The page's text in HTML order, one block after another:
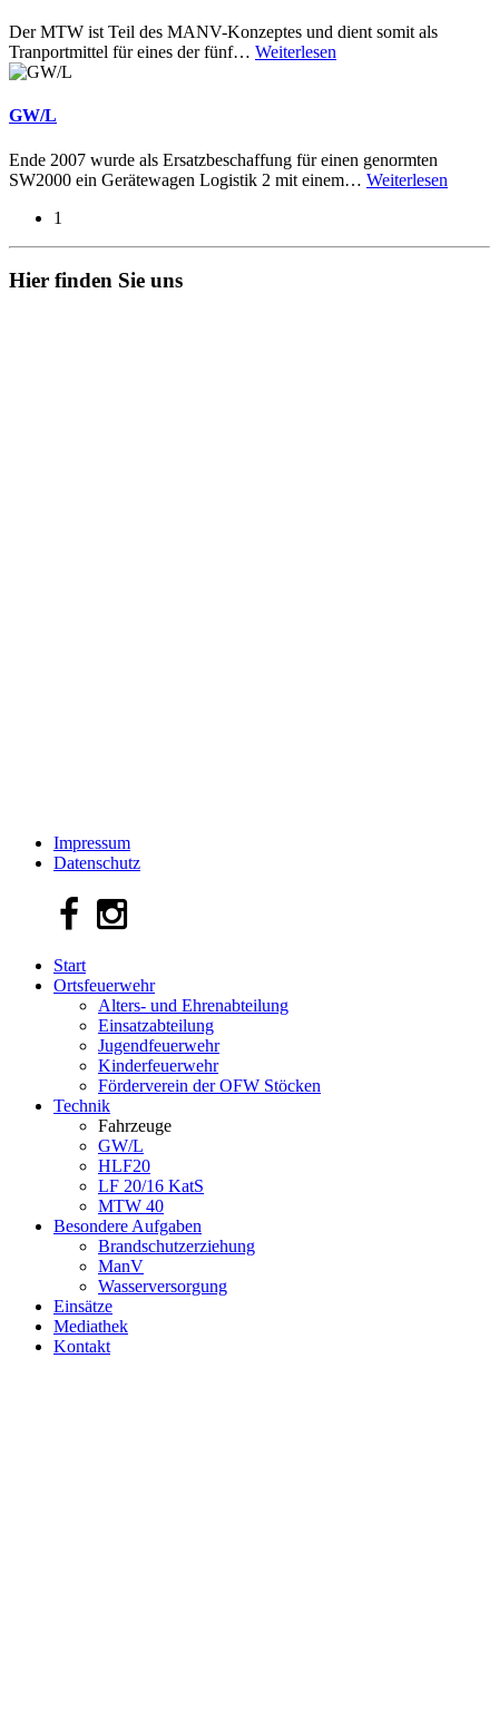
Der MTW ist Teil des MANV-Konzeptes und dient somit als
Tranportmittel für eines der fünf… Weiterlesen
GW/L
Ende 2007 wurde als Ersatzbeschaffung für einen genormten
SW2000 ein Gerätewagen Logistik 2 mit einem… Weiterlesen
1
Hier finden Sie uns
Impressum
Datenschutz
Start
Ortsfeuerwehr
Alters- und Ehrenabteilung
Einsatzabteilung
Jugendfeuerwehr
Kinderfeuerwehr
Förderverein der OFW Stöcken
Technik
Fahrzeuge
GW/L
HLF20
LF 20/16 KatS
MTW 40
Besondere Aufgaben
Brandschutzerziehung
ManV
Wasserversorgung
Einsätze
Mediathek
Kontakt